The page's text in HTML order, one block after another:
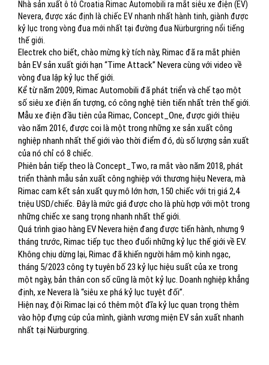
Nhà sản xuất ô tô Croatia Rimac Automobili ra mắt siêu xe điện (EV)
Nevera, được xác định là chiếc EV nhanh nhất hành tinh, giành được
kỷ lục trong vòng đua mới nhất tại đường đua Nürburgring nổi tiếng
thế giới.
Electrek cho biết, chào mừng kỳ tích này, Rimac đã ra mắt phiên
bản EV sản xuất giới hạn “Time Attack” Nevera cùng với video về
vòng đua lập kỷ lục thế giới.
Kể từ năm 2009, Rimac Automobili đã phát triển và chế tạo một
số siêu xe điện ấn tượng, có công nghệ tiên tiến nhất trên thế giới.
Mẫu xe điện đầu tiên của Rimac, Concept_One, được giới thiệu
vào năm 2016, được coi là một trong những xe sản xuất công
nghiệp nhanh nhất thế giới vào thời điểm đó, dù số lượng sản xuất
của nó chỉ có 8 chiếc.
Phiên bản tiếp theo là Concept_Two, ra mắt vào năm 2018, phát
triển thành mẫu sản xuất công nghiệp với thương hiệu Nevera, mà
Rimac cam kết sản xuất quy mô lớn hơn, 150 chiếc với trị giá 2,4
triệu USD/chiếc. Đây là mức giá được cho là phù hợp với một trong
những chiếc xe sang trọng nhanh nhất thế giới.
Quá trình giao hàng EV Nevera hiện đang được tiến hành, nhưng 9
tháng trước, Rimac tiếp tục theo đuổi những kỷ lục thế giới về EV.
Không chịu dừng lại, Rimac đã khiến người hâm mộ kinh ngạc,
tháng 5/2023 công ty tuyên bố 23 kỷ lục hiệu suất của xe trong
một ngày, bản thân con số cũng là một kỷ lục. Doanh nghiệp khẳng
định, xe Nevera là “siêu xe phá kỷ lục tuyệt đối”.
Hiện nay, đội Rimac lại có thêm một đĩa kỷ lục quan trọng thêm
vào hộp đựng cúp của mình, giành vương miện EV sản xuất nhanh
nhất tại Nürburgring.